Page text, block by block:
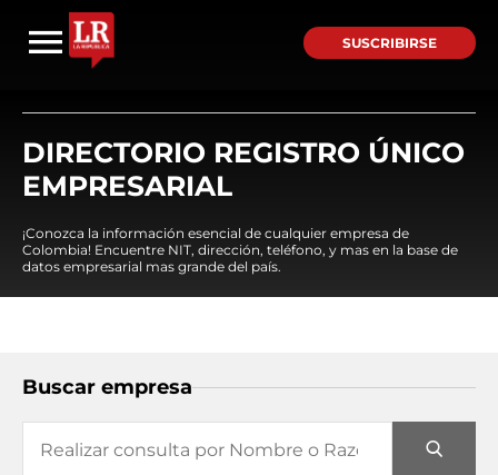
SUSCRIBIRSE
DIRECTORIO REGISTRO ÚNICO
EMPRESARIAL
¡Conozca la información esencial de cualquier empresa de
Colombia! Encuentre NIT, dirección, teléfono, y mas en la base de
datos empresarial mas grande del país.
Buscar empresa